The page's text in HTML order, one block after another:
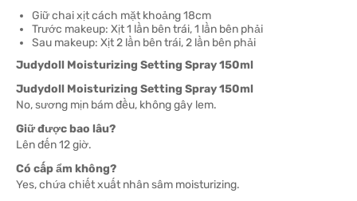
Giữ chai xịt cách mặt khoảng 18cm
Trước makeup: Xịt 1 lần bên trái, 1 lần bên phải
Sau makeup: Xịt 2 lần bên trái, 2 lần bên phải
Judydoll Moisturizing Setting Spray 150ml
Judydoll Moisturizing Setting Spray 150ml
No, sương mịn bám đều, không gây lem.
Giữ được bao lâu?
Lên đến 12 giờ.
Có cấp ẩm không?
Yes, chứa chiết xuất nhân sâm moisturizing.